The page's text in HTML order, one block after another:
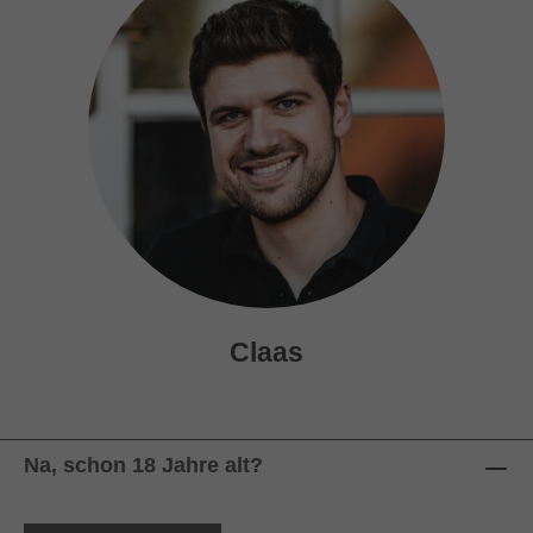
Claas
Na, schon 18 Jahre alt?